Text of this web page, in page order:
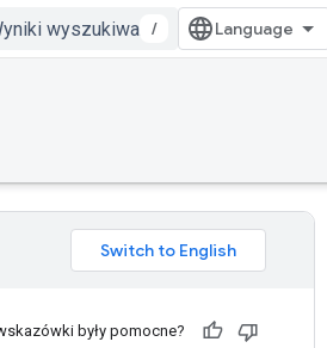
/
były pomocne?